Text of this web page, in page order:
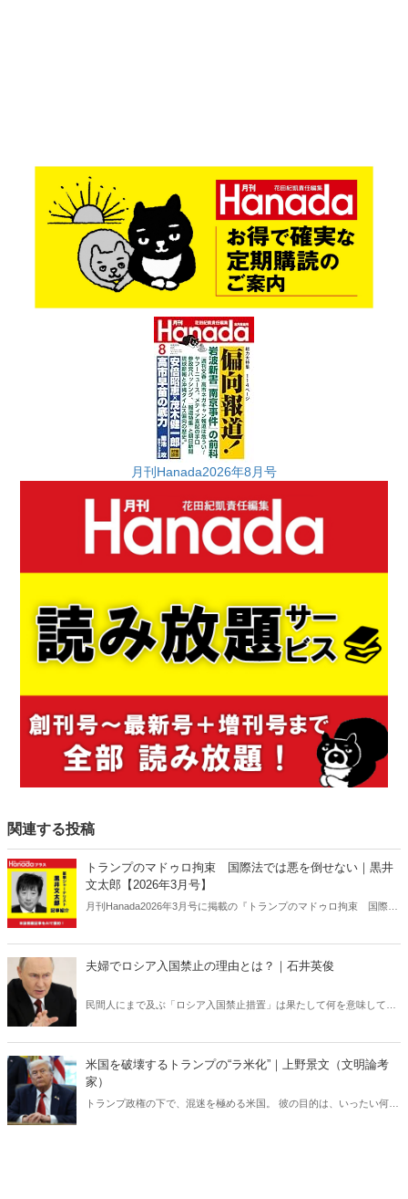
月刊Hanada2026年8月号
関連する投稿
トランプのマドゥロ拘束 国際法では悪を倒せない｜黒井
文太郎【2026年3月号】
月刊Hanada2026年3月号に掲載の『トランプのマドゥロ拘束 国際法
夫婦でロシア入国禁止の理由とは？｜石井英俊
民間人にまで及ぶ「ロシア入国禁止措置」は果たして何を意味してい
米国を破壊するトランプの“ラ米化”｜上野景文（文明論考
家）
トランプ政権の下で、混迷を極める米国。 彼の目的は、いったい何の